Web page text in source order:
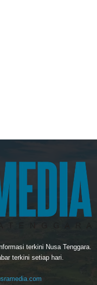
terkini Nusa Tenggara.
terkini setiap hari.